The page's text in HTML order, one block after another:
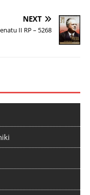
NEXT
II RP – 5268